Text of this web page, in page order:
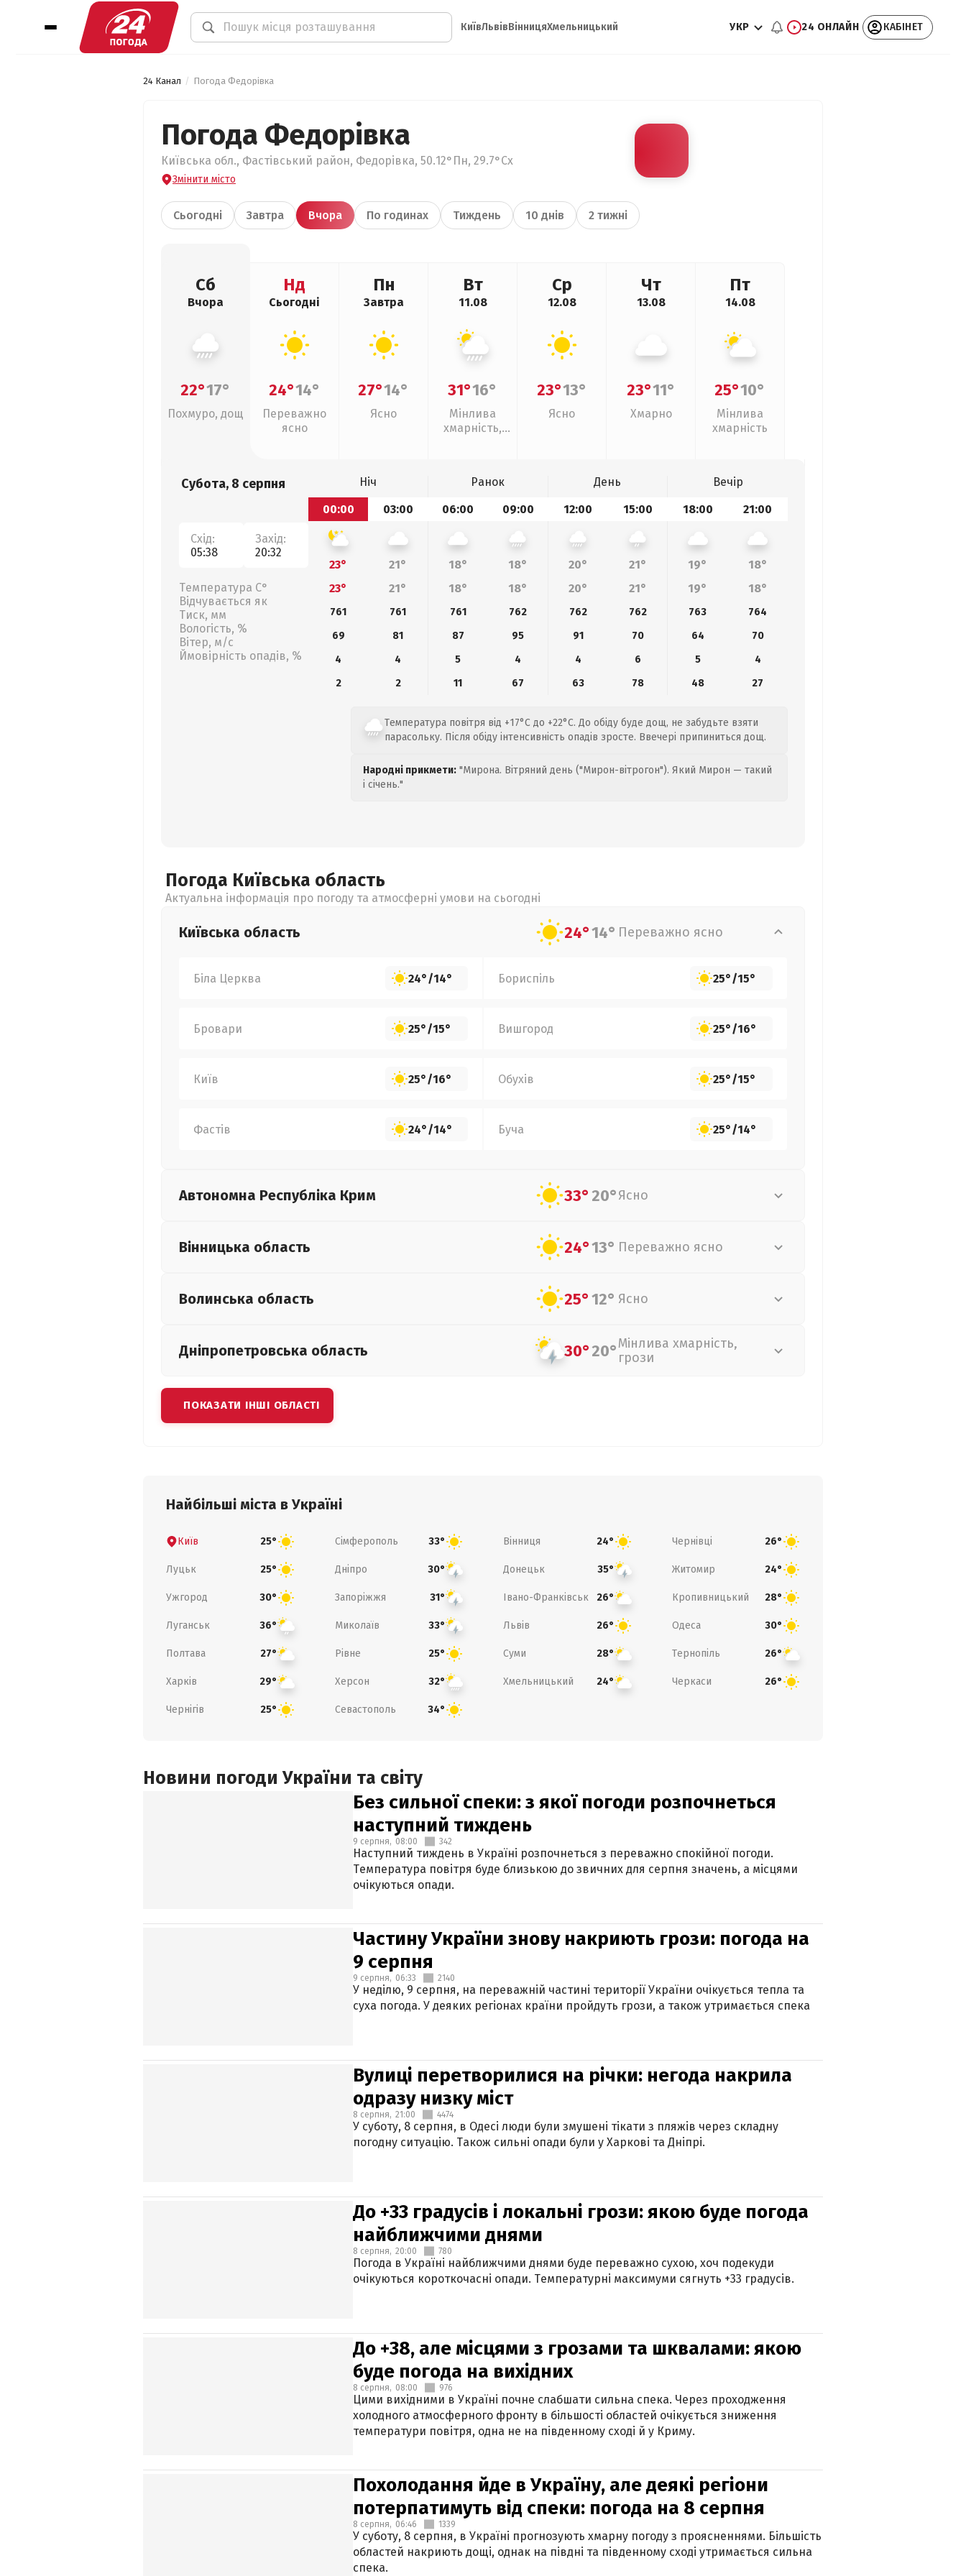
КиївЛьвівВінницяХмельницький УКР 24 ОНЛАЙН КАБІНЕТ
24 Канал Погода Федорівка
Погода Федорівка
Київська обл., Фастівський район, Федорівка, 50.12°Пн, 29.7°Сх
Змінити місто
Сьогодні Завтра Вчора По годинах Тиждень 10 днів 2 тижні
Сб
Вчора
22°17°
Похмуро, дощ
Нд
Сьогодні
24°14°
Переважно
ясно
Пн
Завтра
27°14°
Ясно
Вт
11.08
31°16°
Мінлива
хмарність,
Ср
12.08
23°13°
Ясно
Чт
13.08
23°11°
Хмарно
Пт
14.08
25°10°
Мінлива
хмарність
Субота, 8 серпня
Схід:
05:38
Захід:
20:32
Температура С°
Відчувається як
Тиск, мм
Вологість, %
Вітер, м/с
Ймовірність опадів, %
Ніч Ранок День
Вечір
00:00
03:00 06:00 09:00 12:00 15:00 18:00 21:00
23° 21° 18° 18° 20° 21° 19°
18°
23°
21° 18° 18° 20° 21° 19° 18°
761 761 761 762 762 762 763
764
69
81 87 95 91 70 64
70
4
4 5 4 4 6 5
4
2
2 11 67 63 78 48 27
Температура повітря від +17°C до +22°C. До обіду буде дощ, не забудьте взяти
парасольку. Після обіду інтенсивність опадів зросте. Ввечері припиниться дощ.
Народні прикмети: "Мирона. Вітряний день ("Мирон-вітрогон"). Який Мирон — такий
і січень."
Погода Київська область
Актуальна інформація про погоду та атмосферні умови на сьогодні
Київська область 24°14° Переважно ясно
Біла Церква 24°/14° Бориспіль 25°/15°
Бровари 25°/15° Вишгород 25°/16°
Київ 25°/16° Обухів 25°/15°
Фастів 24°/14° Буча 25°/14°
Автономна Республіка Крим 33°20°Ясно
Вінницька область 24°13° Переважно ясно
Волинська область 25°12° Ясно
Дніпропетровська область 30°20°Мінлива хмарність,
грози
ПОКАЗАТИ ІНШІ ОБЛАСТІ
Найбільші міста в Україні
Київ 25° Сімферополь 33° Вінниця 24° Чернівці 26°
Луцьк 25° Дніпро 30° Донецьк 35° Житомир 24°
Ужгород 30° Запоріжжя 31° Івано-Франківськ 26° Кропивницький 28°
Луганськ 36° Миколаїв 33° Львів 26° Одеса 30°
Полтава 27° Рівне 25° Суми 28° Тернопіль 26°
Харків 29° Херсон 32° Хмельницький 24° Черкаси 26°
Чернігів 25° Севастополь 34°
Новини погоди України та світу
Без сильної спеки: з якої погоди розпочнеться
наступний тиждень
9 серпня, 08:00 342
Наступний тиждень в Україні розпочнеться з переважно спокійної погоди.
Температура повітря буде близькою до звичних для серпня значень, а місцями
очікуються опади.
Частину України знову накриють грози: погода на
9 серпня
9 серпня, 06:33 2140
У неділю, 9 серпня, на переважній частині території України очікується тепла та
суха погода. У деяких регіонах країни пройдуть грози, а також утримається спека
Вулиці перетворилися на річки: негода накрила
одразу низку міст
8 серпня, 21:00 4474
У суботу, 8 серпня, в Одесі люди були змушені тікати з пляжів через складну
погодну ситуацію. Також сильні опади були у Харкові та Дніпрі.
До +33 градусів і локальні грози: якою буде погода
найближчими днями
8 серпня, 20:00 780
Погода в Україні найближчими днями буде переважно сухою, хоч подекуди
очікуються короткочасні опади. Температурні максимуми сягнуть +33 градусів.
До +38, але місцями з грозами та шквалами: якою
буде погода на вихідних
8 серпня, 08:00 976
Цими вихідними в Україні почне слабшати сильна спека. Через проходження
холодного атмосферного фронту в більшості областей очікується зниження
температури повітря, одна не на південному сході й у Криму.
Похолодання йде в Україну, але деякі регіони
потерпатимуть від спеки: погода на 8 серпня
8 серпня, 06:46 1339
У суботу, 8 серпня, в Україні прогнозують хмарну погоду з проясненнями. Більшість
областей накриють дощі, однак на півдні та південному сході утримається сильна
спека.